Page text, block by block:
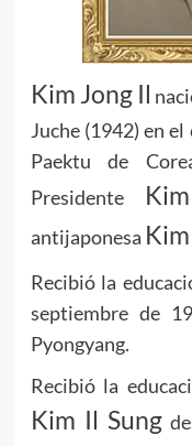
Kim Jong Il
Juche (1942) en
Paektu de
Presidente
antijaponesa
Recibió la
septiembre de
Pyongyang.
Recibió la
Kim Il Sung